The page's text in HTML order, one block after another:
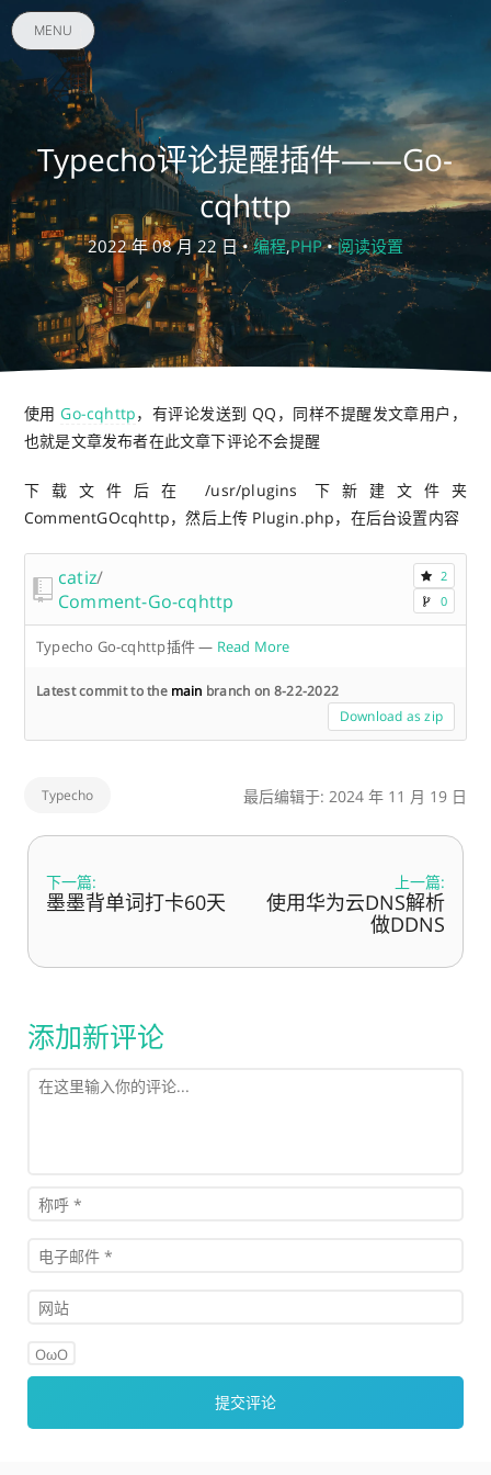
MENU
Typecho评论提醒插件——Go-
cqhttp
2022 年 08 月 22 日 •编程,PHP•阅读设置
使用Go-cqhttp，有评论发送到 QQ，同样不提醒发文章用户，
也就是文章发布者在此文章下评论不会提醒
下载文件后在 /usr/plugins 下新建文件夹
CommentGOcqhttp，然后上传 Plugin.php，在后台设置内容
catiz/
Comment-Go-cqhttp
2
0
Typecho Go-cqhttp插件— Read More
Latest commit to the main branch on 8-22-2022
Download as zip
Typecho 最后编辑于: 2024 年 11 月 19 日
下一篇:
墨墨背单词打卡60天
上一篇:
使用华为云DNS解析
做DDNS
添加新评论
OωO